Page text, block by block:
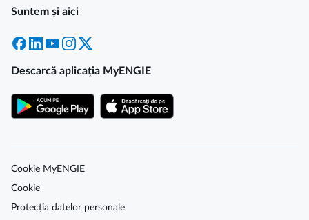
Suntem și aici
Facebook
LinkedInYouTubeInstagram
Descarcă aplicația MyENGIE
Cookie MyENGIE
Cookie
Protecția datelor personale